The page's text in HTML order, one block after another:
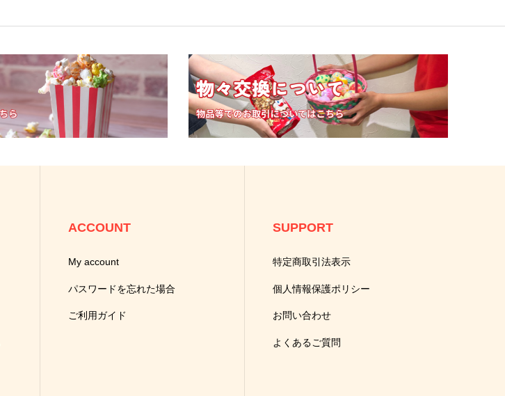
ACCOUNT
My account
パスワードを忘れた場合
ご利用ガイド
SUPPORT
特定商取引法表示
個人情報保護ポリシー
お問い合わせ
よくあるご質問